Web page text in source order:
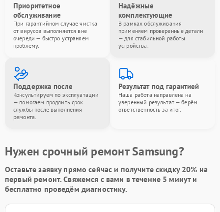
Приоритетное
обслуживание
При гарантийном случае чистка
от вирусов выполняется вне
очереди — быстро устраняем
проблему.
Надёжные
комплектующие
В рамках обслуживания
применяем проверенные детали
— для стабильной работы
устройства.
Поддержка после
Консультируем по эксплуатации
— помогаем продлить срок
службы после выполнения
ремонта.
Результат под гарантией
Наша работа направлена на
уверенный результат — берём
ответственность за итог.
Нужен срочный ремонт Samsung?
Оставьте заявкупрямо сейчас и получите скидку 20% на
первый ремонт. Свяжемся с вами в течение 5 минут и
бесплатно проведём диагностику.